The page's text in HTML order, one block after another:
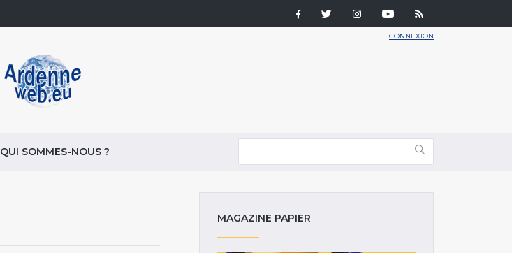
CONNEXION
QUI SOMMES-NOUS ?
MAGAZINE PAPIER